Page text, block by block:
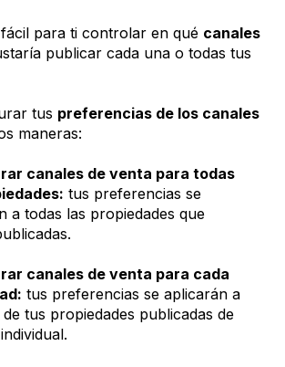
para ti controlar en qué canales
publicar cada una o todas tus
tus preferencias de los canales
maneras:
canales de venta para todas
tus preferencias se
a todas las propiedades que
canales de venta para cada
tus preferencias se aplicarán a
tus propiedades publicadas de